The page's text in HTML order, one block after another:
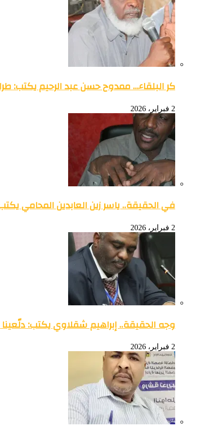
كر البلقاء… ممدوح حسن عبد الرحيم يكتب:
2 فبراير، 2026
في الحقيقة.. ياسر زين العابدين المحامي
2 فبراير، 2026
وجه الحقيقة.. إبراهيم شقلاوي يكتب:
2 فبراير، 2026